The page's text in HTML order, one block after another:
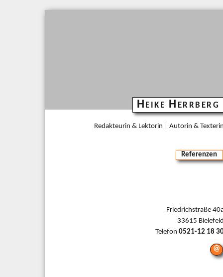
Heike Herrberg
Redakteurin & Lektorin | Autorin &
Referenzen
Friedrichstraße
33615
Telefon 0521-12 18
@